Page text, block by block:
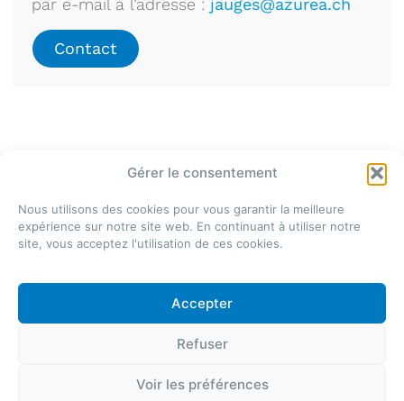
Gérer le consentement
Nous utilisons des cookies pour vous garantir la meilleure
expérience sur notre site web. En continuant à utiliser notre
site, vous acceptez l'utilisation de ces cookies.
Accepter
Refuser
Voir les préférences
Contact
T. +41 32 493 32 11
@ 2026 Groupe AzureaPolitique de confidentialité